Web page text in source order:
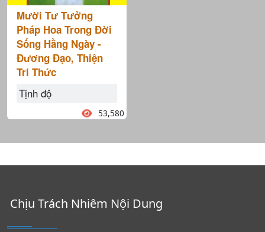
Mười Tư Tưởng
Pháp Hoa Trong Đời
Sống Hằng Ngày -
Đương Đạo, Thiện
Tri Thức
Tịnh độ
53,580
Chịu Trách Nhiêm Nội Dung